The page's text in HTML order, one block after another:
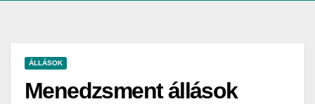
ÁLLÁSOK
Menedzsment állások